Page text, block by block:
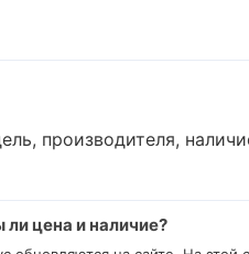
производителя,
цена и наличие?